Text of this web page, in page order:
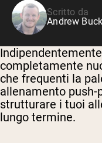
Scritto da
Andrew
completamente
che frequenti la
allenamento
strutturare i tuoi
lungo termine.